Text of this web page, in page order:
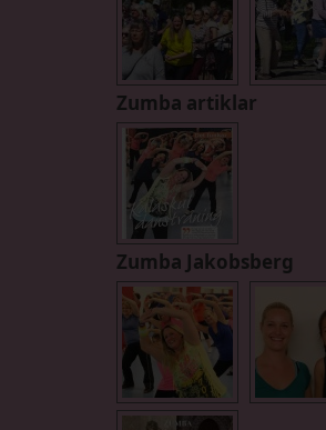
Zumba artiklar
Zumba Jakobsberg